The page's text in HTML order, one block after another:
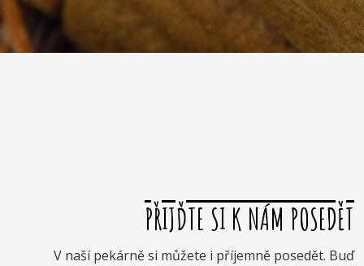
PŘIJĎTE SI K NÁM POSEDĚT
V naší pekárně si můžete i příjemně posedět. Buď